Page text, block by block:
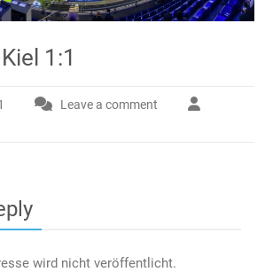
1:1
Leave a comment
wird nicht veröffentlicht.